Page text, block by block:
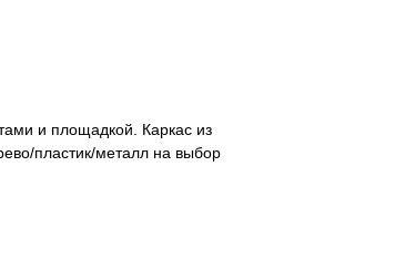
и площадкой. Каркас из
пластик/металл на выбор